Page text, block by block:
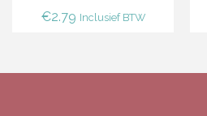
€2.79 Inclusief BTW